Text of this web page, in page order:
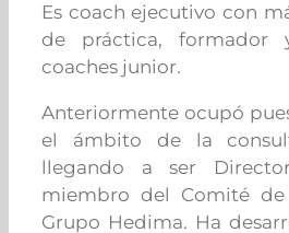
Es coach ejecutivo con
de práctica, formador
coaches junior.
Anteriormente ocupó
el ámbito de la
llegando a ser
miembro del Comité
Grupo Hedima. Ha